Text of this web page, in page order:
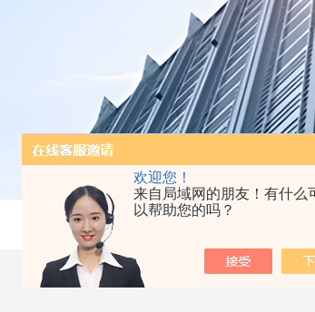
欢迎您！
来自局域网的朋友！有什么
以帮助您的吗？